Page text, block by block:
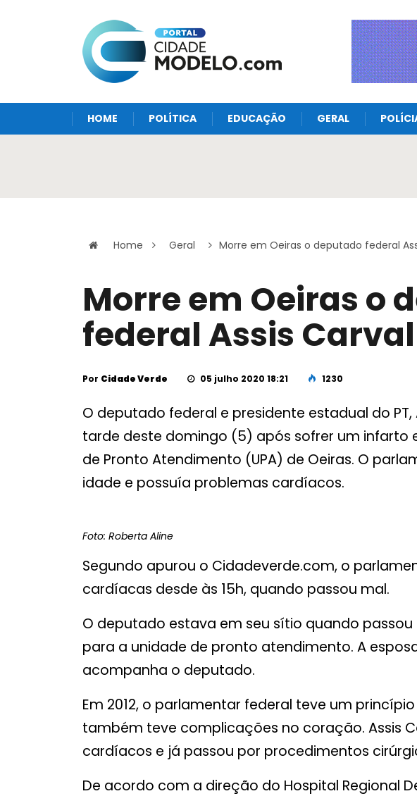
HOME POLÍTICA EDUCAÇÃO GERAL
Home Geral Morre em Oeiras o deputado federal
Morre em Oeiras o
federal Assis
Por Cidade Verde 05 julho 2020 18:21 1230
O deputado federal e presidente estadual do PT,
tarde deste domingo (5) após sofrer um infarto
de Pronto Atendimento (UPA) de Oeiras. O
idade e possuía problemas cardíacos.
Foto: Roberta Aline
Segundo apurou o Cidadeverde.com, o
cardíacas desde às 15h, quando passou mal.
O deputado estava em seu sítio quando
para a unidade de pronto atendimento. A
acompanha o deputado.
Em 2012, o parlamentar federal teve um
também teve complicações no coração. Assis
cardíacos e já passou por procedimentos
De acordo com a direção do Hospital Regional